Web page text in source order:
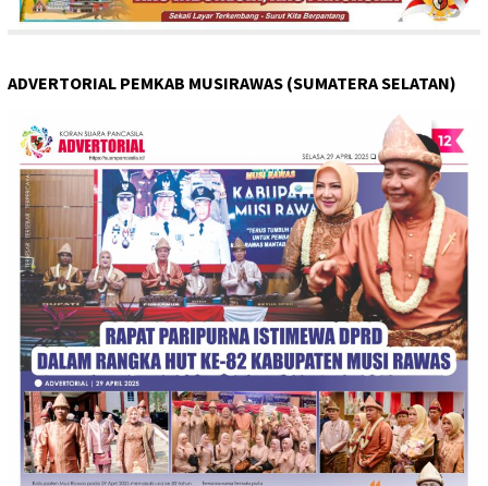
ADVERTORIAL PEMKAB MUSIRAWAS (SUMATERA SELATAN)